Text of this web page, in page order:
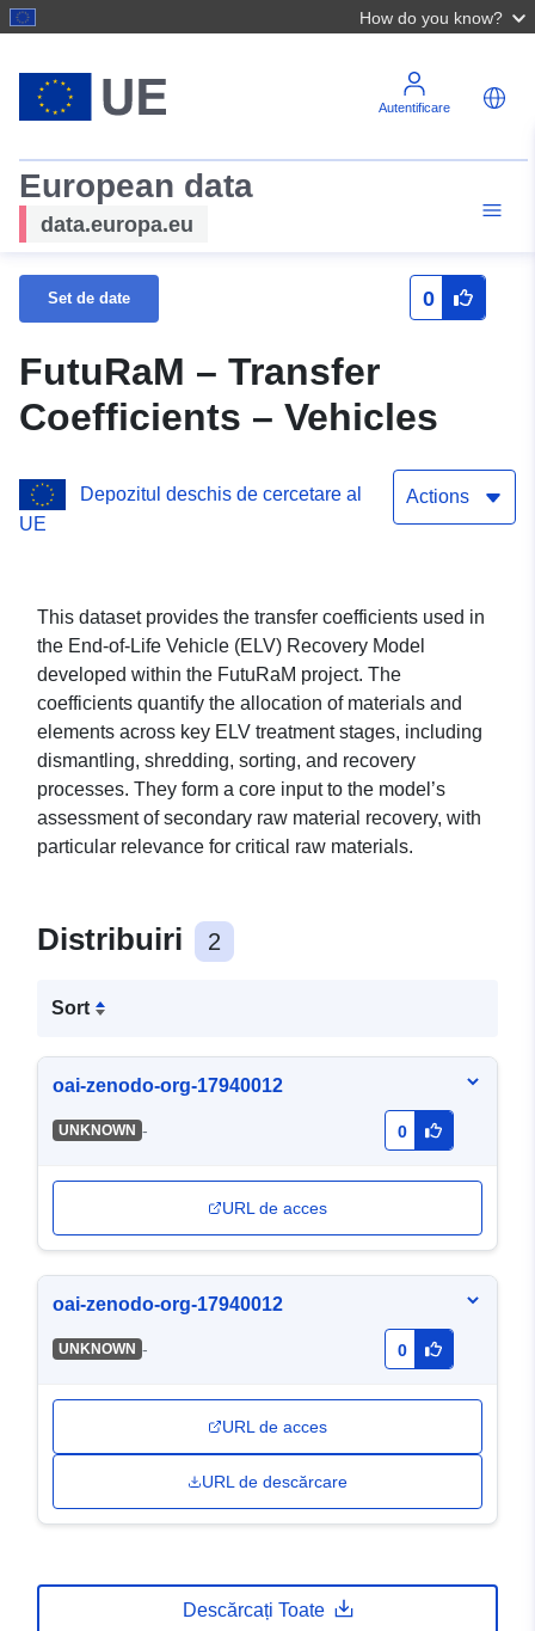
How do you know?
Autentificare
European data
data.europa.eu
Set de date 0
FutuRaM – Transfer
Coefficients – Vehicles
Depozitul deschis de cercetare al
UE
Actions
This dataset provides the transfer coefficients used in
the End-of-Life Vehicle (ELV) Recovery Model
developed within the FutuRaM project. The
coefficients quantify the allocation of materials and
elements across key ELV treatment stages, including
dismantling, shredding, sorting, and recovery
processes. They form a core input to the model’s
assessment of secondary raw material recovery, with
particular relevance for critical raw materials.
Distribuiri 2
Sort
oai-zenodo-org-17940012
UNKNOWN - 0
URL de acces
oai-zenodo-org-17940012
UNKNOWN - 0
URL de acces
URL de descărcare
Descărcați Toate